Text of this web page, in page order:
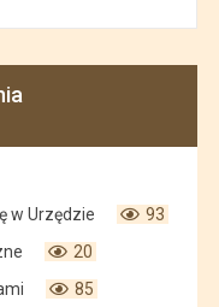
w Urzędzie
93
20
85